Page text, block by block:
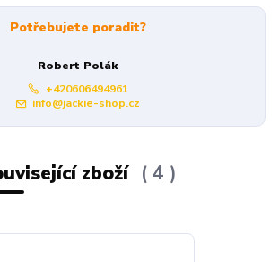
Potřebujete poradit?
Robert Polák
+420606494961
info@jackie-shop.cz
zboží 4